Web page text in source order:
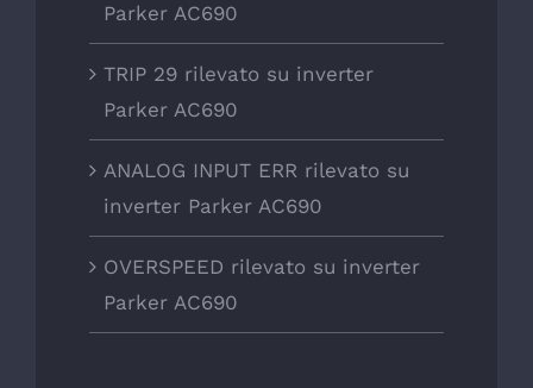
Parker AC690
TRIP 29 rilevato su inverter
Parker AC690
ANALOG INPUT ERR rilevato su
inverter Parker AC690
OVERSPEED rilevato su inverter
Parker AC690